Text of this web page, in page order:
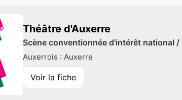
Théâtre d'Auxerre
Scène conventionnée d'intérêt national
Auxerrois : Auxerre
Voir la fiche